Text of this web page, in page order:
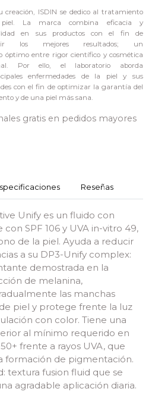
creación, ISDIN se dedico al tratamiento
La marca combina eficacia y
en sus productos con el fin de
los mejores resultados; un
óptimo entre rigor científico y cosmética
Por ello, el laboratorio aborda
enfermedades de la piel y sus
con el fin de optimizar la garantía del
y de una piel más sana.
gratis en pedidos mayores
Reseñas
Unify es un fluido con
SPF 106 y UVA in-vitro 49,
de la piel. Ayuda a reducir
a su DP3-Unify complex:
demostrada en la
de melanina,
las manchas
piel y protege frente la luz
con color. Tiene una
al mínimo requerido en
frente a rayos UVA, que
formación de pigmentación.
textura fusion fluid que se
agradable aplicación diaria.